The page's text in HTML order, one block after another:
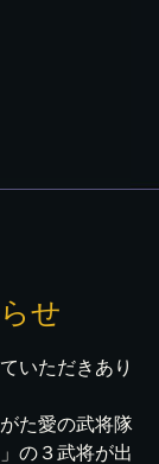
せ
いただきあり
た愛の武将隊
の３武将が出